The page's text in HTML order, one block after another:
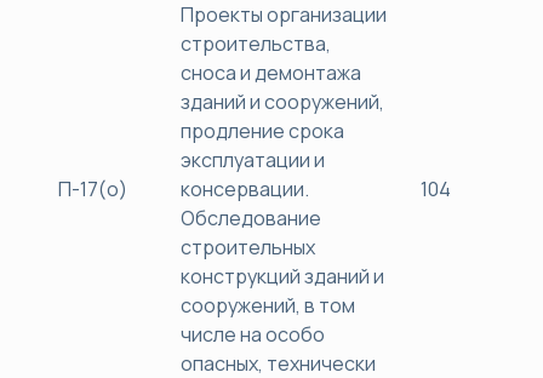
П-17(о)
Проекты организации
строительства,
сноса и демонтажа
зданий и сооружений,
продление срока
эксплуатации и
консервации.
Обследование
строительных
конструкций зданий и
сооружений, в том
числе на особо
опасных, технически
104